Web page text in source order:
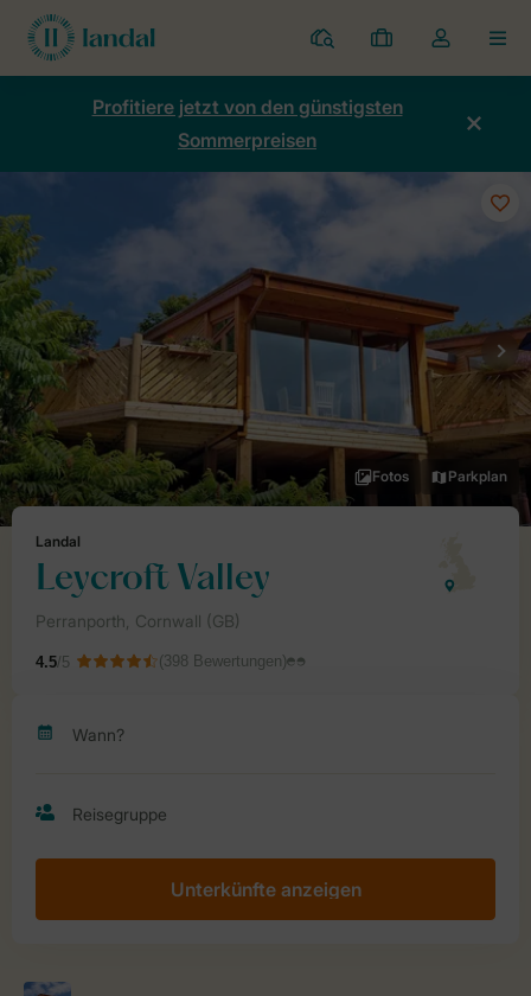
Ferienparks
Meine
Buchungen
Dropdown-
Menü
Kontos
Profitiere jetzt von den günstigsten
Sommerpreisen
Unterkünfte anzeigen